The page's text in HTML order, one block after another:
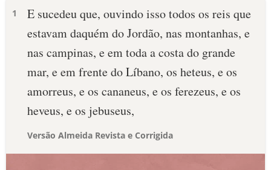
1
E sucedeu que, ouvindo isso todos os reis que
estavam daquém do Jordão, nas montanhas, e
nas campinas, e em toda a costa do grande
mar, e em frente do Líbano, os heteus, e os
amorreus, e os cananeus, e os ferezeus, e os
heveus, e os jebuseus,
Versão Almeida Revista e Corrigida